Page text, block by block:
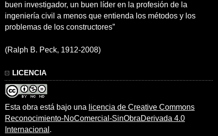
buen investigador, un buen líder en la profesión de la
ingeniería civil a menos que entienda los métodos y los
problemas de los constructores”
(Ralph B. Peck, 1912-2008)
LICENCIA
Esta obra está bajo una licencia de Creative Commons
Reconocimiento-NoComercial-SinObraDerivada 4.0
Internacional .